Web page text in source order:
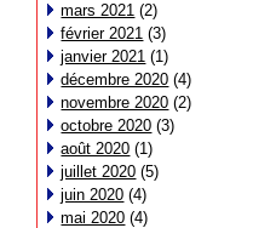
mars 2021 (2)
février 2021 (3)
janvier 2021 (1)
décembre 2020 (4)
novembre 2020 (2)
octobre 2020 (3)
août 2020 (1)
juillet 2020 (5)
juin 2020 (4)
mai 2020 (4)